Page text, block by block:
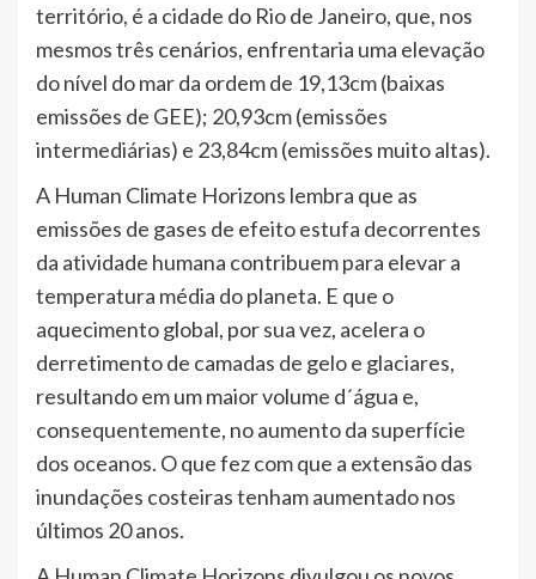
território, é a cidade do Rio de Janeiro, que, nos
mesmos três cenários, enfrentaria uma elevação
do nível do mar da ordem de 19,13cm (baixas
emissões de GEE); 20,93cm (emissões
intermediárias) e 23,84cm (emissões muito altas).
A Human Climate Horizons lembra que as
emissões de gases de efeito estufa decorrentes
da atividade humana contribuem para elevar a
temperatura média do planeta. E que o
aquecimento global, por sua vez, acelera o
derretimento de camadas de gelo e glaciares,
resultando em um maior volume d´água e,
consequentemente, no aumento da superfície
dos oceanos. O que fez com que a extensão das
inundações costeiras tenham aumentado nos
últimos 20 anos.